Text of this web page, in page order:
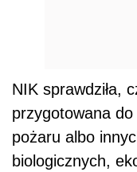
NIK sprawdziła,
przygotowana
pożaru albo
biologicznych,